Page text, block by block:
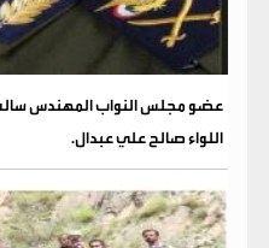
عضو مجلس النواب المهندس
اللواء صالح علي عبدال.